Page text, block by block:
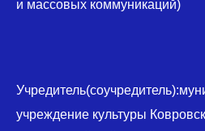
и массовых коммуникаций)
учреждение культуры